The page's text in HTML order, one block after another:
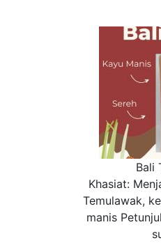
Bali
Khasiat:
Temulawak,
manis